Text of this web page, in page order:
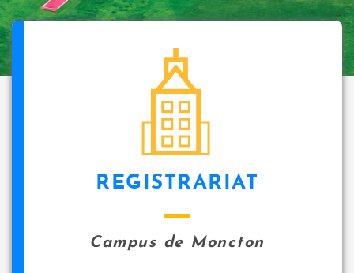
REGISTRARIAT
Campus de Moncton